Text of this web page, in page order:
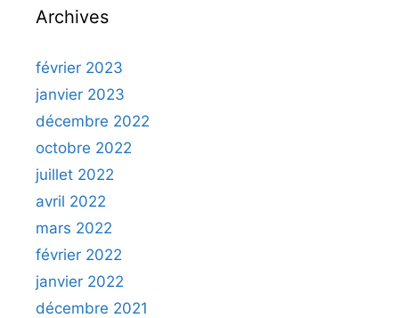
Archives
février 2023
janvier 2023
décembre 2022
octobre 2022
juillet 2022
avril 2022
mars 2022
février 2022
janvier 2022
décembre 2021